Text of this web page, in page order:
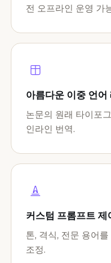
전 오프라인 운영 가
아름다운 이중 언어
논문의 원래 타이포
인라인 번역.
커스텀 프롬프트 제
톤, 격식, 전문 용어
조정.